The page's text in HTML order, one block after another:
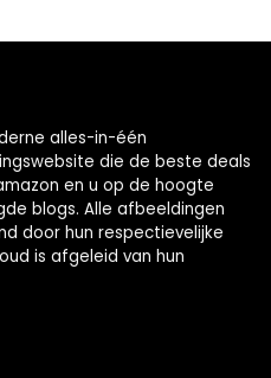
alles-in-één
die de beste deals
en u op de hoogte
blogs. Alle afbeeldingen
door hun respectievelijke
is afgeleid van hun